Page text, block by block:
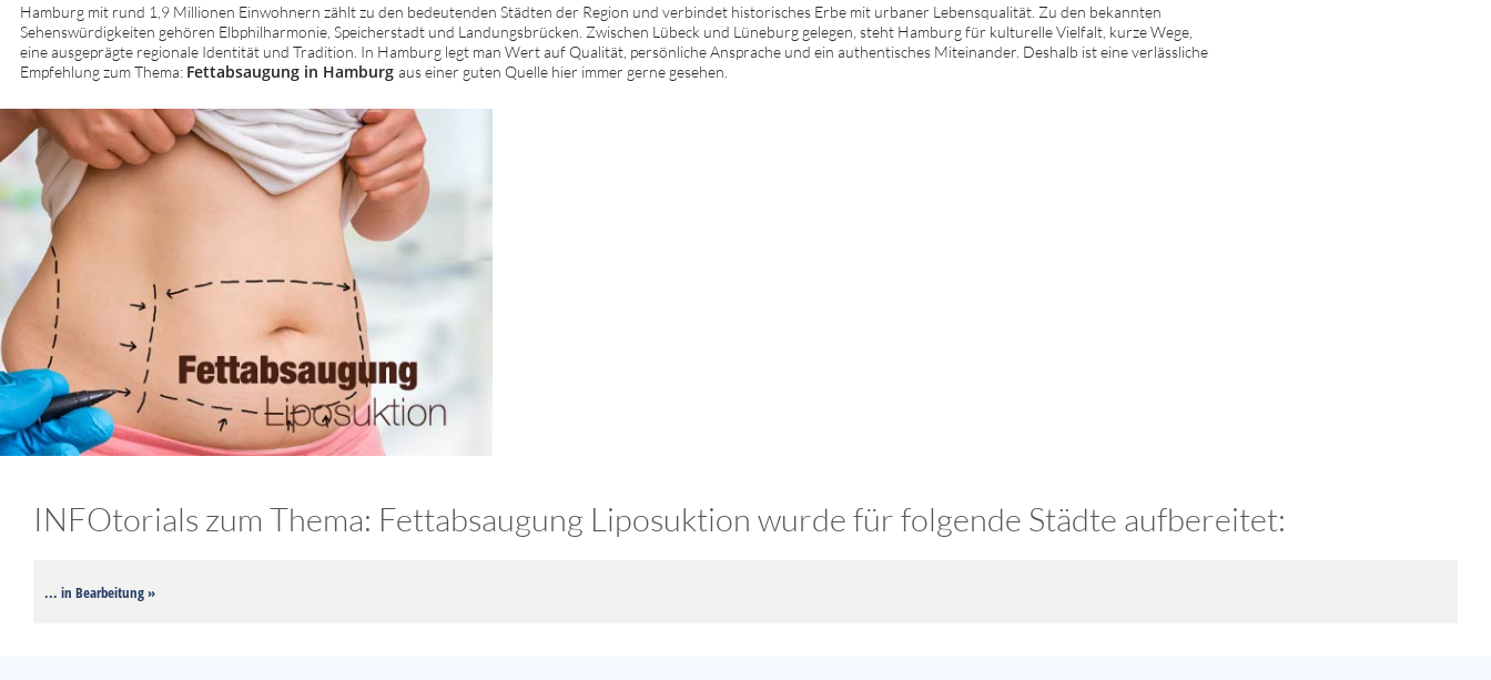
Hamburg mit rund 1,9 Millionen Einwohnern zählt zu den bedeutenden Städten der Region und verbindet historisches Erbe mit urbaner Lebensqualität. Zu den bekannten
Sehenswürdigkeiten gehören Elbphilharmonie, Speicherstadt und Landungsbrücken. Zwischen Lübeck und Lüneburg gelegen, steht Hamburg für kulturelle Vielfalt, kurze Wege,
eine ausgeprägte regionale Identität und Tradition. In Hamburg legt man Wert auf Qualität, persönliche Ansprache und ein authentisches Miteinander. Deshalb ist eine verlässliche
Empfehlung zum Thema: Fettabsaugung in Hamburg aus einer guten Quelle hier immer gerne gesehen.
INFOtorials zum Thema: Fettabsaugung Liposuktion wurde für folgende Städte aufbereitet:
... in Bearbeitung »